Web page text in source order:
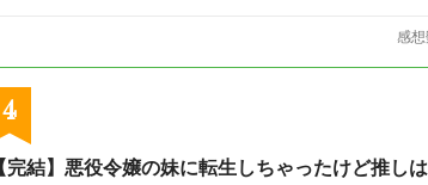
感
4
完結】悪役令嬢の妹に転生しちゃったけど推し